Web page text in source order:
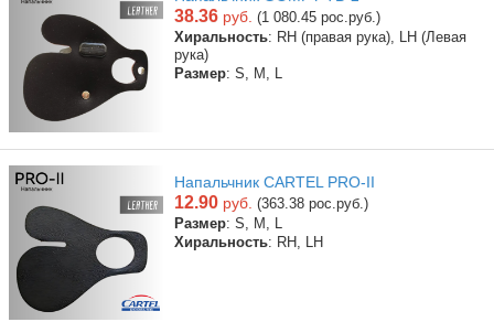
38.36 руб. (1 080.45 рос.руб.)
Хиральность: RH (правая рука), LH (Левая
рука)
Размер: S, M, L
Напальчник CARTEL PRO-II
12.90 руб. (363.38 рос.руб.)
Размер: S, M, L
Хиральность: RH, LH